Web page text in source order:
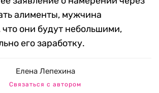
алименты, мужчина
они будут небольшими,
его заработку.
Елена Лепехина
Связаться с автором